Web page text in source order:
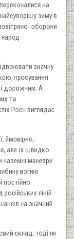
на
зиму в
оборони
народ
значну
просування
і дорожчим. А
та
Росії виглядає
ймовірно,
але їх швидко
наземні маневри
вогню
постійно
ліній.
на значний
склад, тоді як